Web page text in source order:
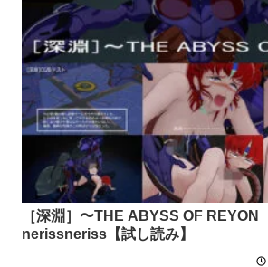
［深淵］〜THE ABYSS OF REYON
nerissneriss【試し読み】